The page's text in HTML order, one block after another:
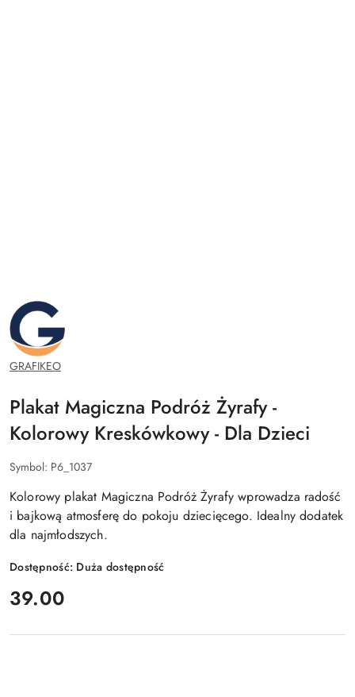
GRAFIKEO.PL
GRAFIKEO
Plakat Magiczna Podróż Żyrafy -
Kolorowy Kreskówkowy - Dla Dzieci
Symbol: P6_1037
Kolorowy plakat Magiczna Podróż Żyrafy wprowadza radość
i bajkową atmosferę do pokoju dziecięcego. Idealny dodatek
dla najmłodszych.
Dostępność: Duża dostępność
cena:
39.00